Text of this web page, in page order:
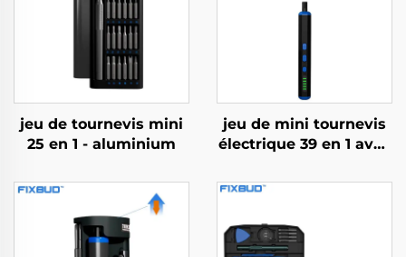
jeu de tournevis mini
25 en 1 - aluminium
jeu de mini tournevis
électrique 39 en 1 avec